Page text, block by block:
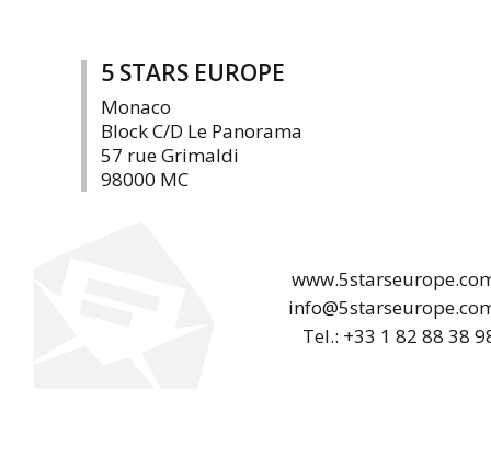
5 STARS EUROPE
Monaco
Block C/D Le Panorama
57 rue Grimaldi
98000 MC
Tel.: +33 1 82 88 38